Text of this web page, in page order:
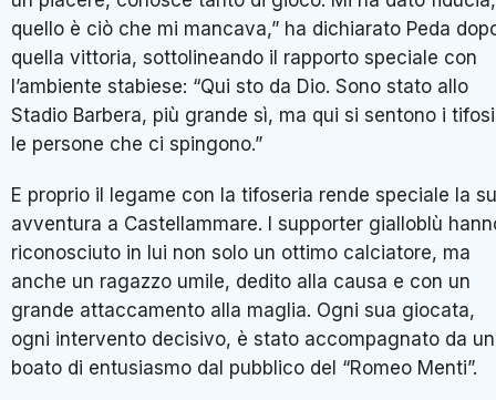
quello è ciò che mi mancava,” ha dichiarato Peda
quella vittoria, sottolineando il rapporto speciale con
l’ambiente stabiese: “Qui sto da Dio. Sono stato allo
Stadio Barbera, più grande sì, ma qui si sentono i
le persone che ci spingono.”
E proprio il legame con la tifoseria rende speciale la
avventura a Castellammare. I supporter gialloblù
riconosciuto in lui non solo un ottimo calciatore, ma
anche un ragazzo umile, dedito alla causa e con un
grande attaccamento alla maglia. Ogni sua giocata,
ogni intervento decisivo, è stato accompagnato da un
boato di entusiasmo dal pubblico del “Romeo Menti”.